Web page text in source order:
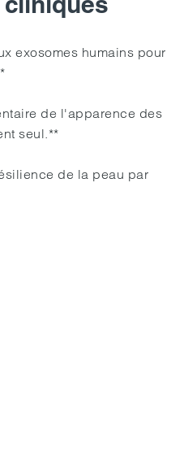
exosomes humains pour
de l'apparence des
seul.**
de la peau par